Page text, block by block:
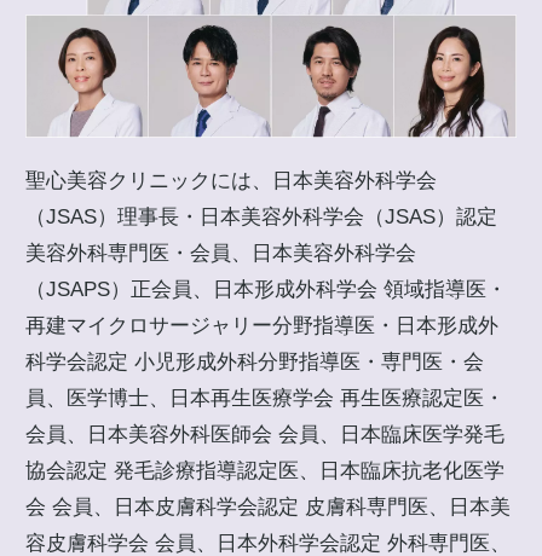
聖心美容クリニックには、日本美容外科学会
（JSAS）理事長・日本美容外科学会（JSAS）認定
美容外科専門医・会員、日本美容外科学会
（JSAPS）正会員、日本形成外科学会 領域指導医・
再建マイクロサージャリー分野指導医・日本形成外
科学会認定 小児形成外科分野指導医・専門医・会
員、医学博士、日本再生医療学会 再生医療認定医・
会員、日本美容外科医師会 会員、日本臨床医学発毛
協会認定 発毛診療指導認定医、日本臨床抗老化医学
会 会員、日本皮膚科学会認定 皮膚科専門医、日本美
容皮膚科学会 会員、日本外科学会認定 外科専門医、